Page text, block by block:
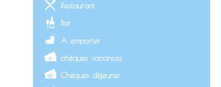
Restaurant
Bar
A emporter
chèques vacances
Chèques déjeuner